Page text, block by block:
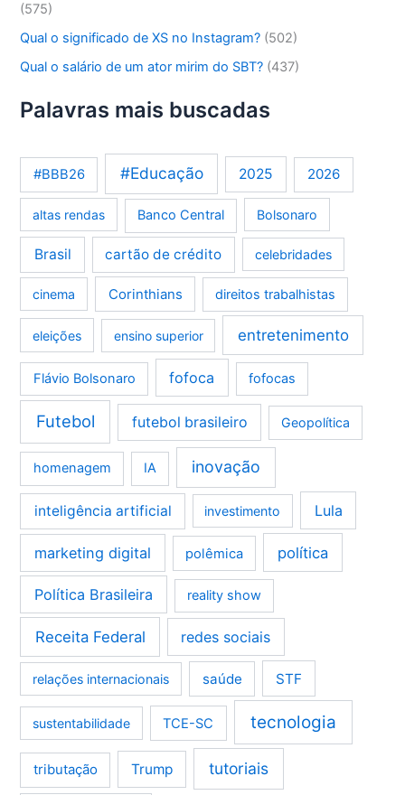
(575)
Qual o significado de XS no Instagram? (502)
Qual o salário de um ator mirim do SBT? (437)
Palavras mais buscadas
#BBB26 #Educação 2025 2026
altas rendas Banco Central Bolsonaro
Brasil cartão de crédito celebridades
cinema Corinthians direitos trabalhistas
eleições ensino superior entretenimento
Flávio Bolsonaro fofoca fofocas
Futebol futebol brasileiro Geopolítica
homenagem IA inovação
inteligência artificial investimento Lula
marketing digital polêmica política
Política Brasileira reality show
Receita Federal redes sociais
relações internacionais saúde STF
sustentabilidade TCE-SC tecnologia
tributação Trump tutoriais